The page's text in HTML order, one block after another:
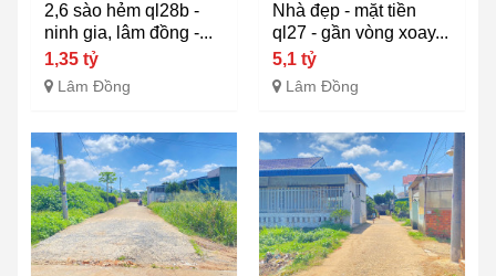
2,6 sào hẻm ql28b -
ninh gia, lâm đồng -...
1,35 tỷ
Lâm Đồng
Nhà đẹp - mặt tiền
ql27 - gần vòng xoay...
5,1 tỷ
Lâm Đồng